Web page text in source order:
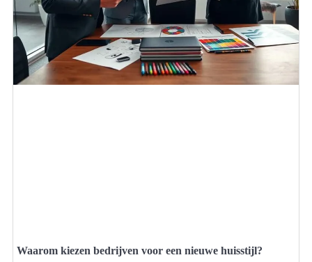
Waarom kiezen bedrijven voor een nieuwe huisstijl?